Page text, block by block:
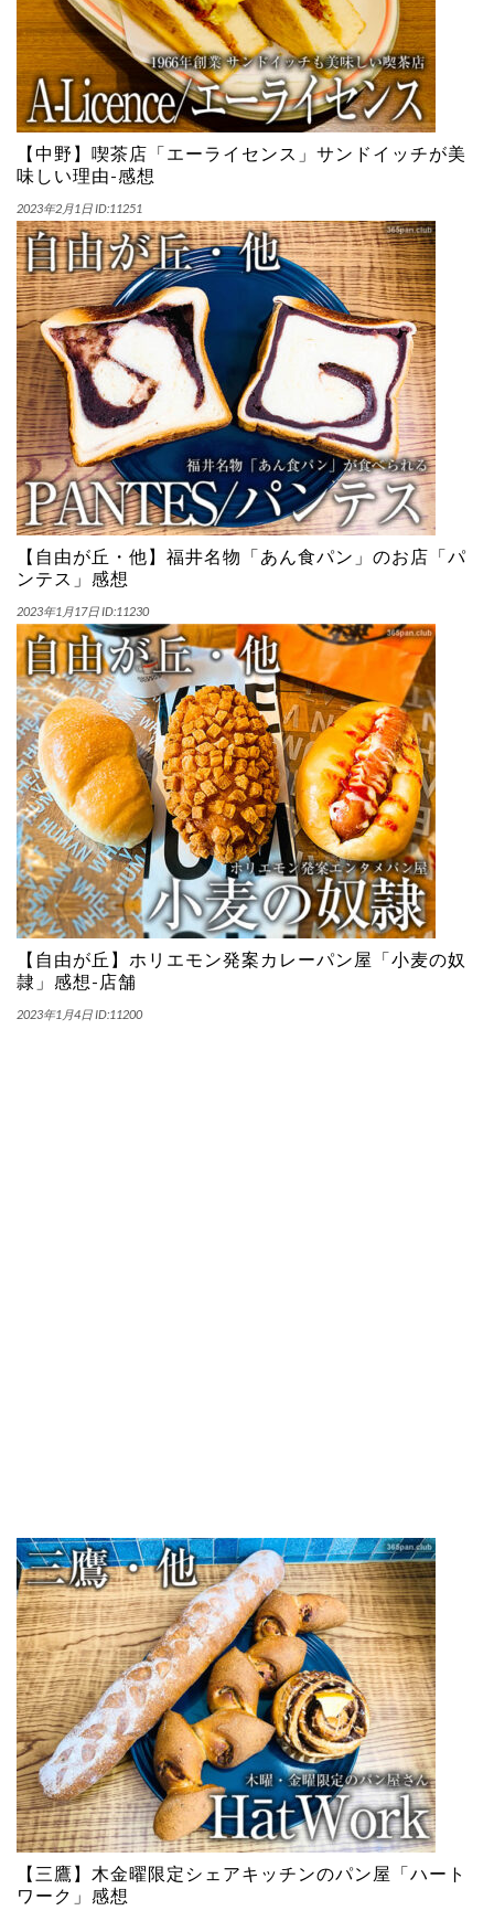
【中野】喫茶店「エーライセンス」サンドイッチが美
味しい理由-感想
2023年2月1日 ID:11251
【自由が丘・他】福井名物「あん食パン」のお店「パ
ンテス」感想
2023年1月17日 ID:11230
【自由が丘】ホリエモン発案カレーパン屋「小麦の奴
隷」感想-店舗
2023年1月4日 ID:11200
【三鷹】木金曜限定シェアキッチンのパン屋「ハート
ワーク」感想